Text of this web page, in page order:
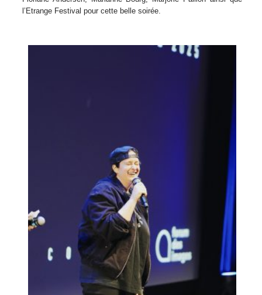
l’Etrange Festival pour cette belle soirée.